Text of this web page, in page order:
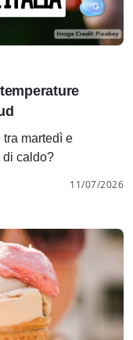
martedì e
di caldo?
11/07/2026